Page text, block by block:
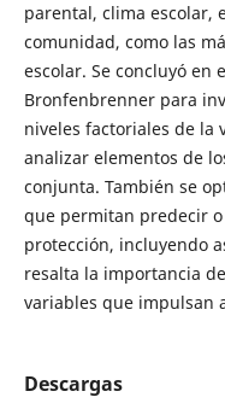
parental, clima escolar,
comunidad, como las
escolar. Se concluyó en
Bronfenbrenner para
niveles factoriales de la
analizar elementos de
conjunta. También se
que permitan predecir
protección, incluyendo
resalta la importancia
variables que impulsan
Descargas